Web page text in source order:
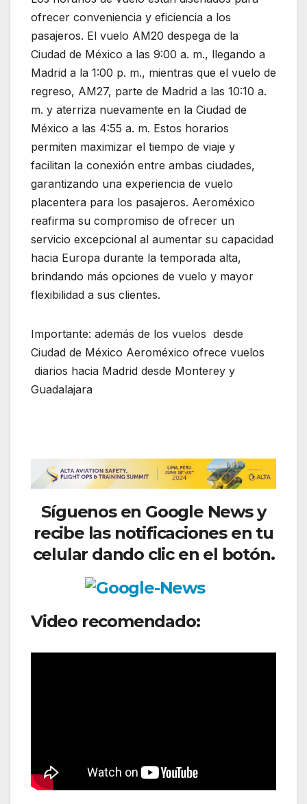
ofrecer conveniencia y eficiencia a los
pasajeros. El vuelo AM20 despega de la
Ciudad de México a las 9:00 a. m., llegando a
Madrid a la 1:00 p. m., mientras que el vuelo de
regreso, AM27, parte de Madrid a las 10:10 a.
m. y aterriza nuevamente en la Ciudad de
México a las 4:55 a. m. Estos horarios
permiten maximizar el tiempo de viaje y
facilitan la conexión entre ambas ciudades,
garantizando una experiencia de vuelo
placentera para los pasajeros. Aeroméxico
reafirma su compromiso de ofrecer un
servicio excepcional al aumentar su capacidad
hacia Europa durante la temporada alta,
brindando más opciones de vuelo y mayor
flexibilidad a sus clientes.
Importante: además de los vuelos desde
Ciudad de México Aeroméxico ofrece vuelos
diarios hacia Madrid desde Monterey y
Guadalajara
Síguenos en Google News y
recibe las notificaciones en tu
celular dando clic en el botón.
Video recomendado: